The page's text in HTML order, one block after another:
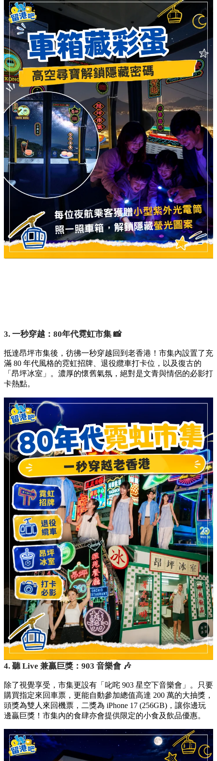
3. 一秒穿越：80年代霓虹市集 📸
抵達昂坪市集後，彷彿一秒穿越回到老香港！市集內設置了充
滿 80 年代風格的霓虹招牌、退役纜車打卡位，以及復古的
「昂坪冰室」。濃厚的懷舊氣氛，絕對是文青與情侶的必影打
卡熱點。
4. 聽 Live 兼贏巨獎：903 音樂會 🎶
除了視覺享受，市集更設有「叱咤 903 星空下音樂會」。只要
購買指定來回車票，更能自動參加總值高達 200 萬的大抽獎，
頭獎為雙人來回機票，二獎為 iPhone 17 (256GB)，讓你邊玩
邊贏巨獎！市集內的食肆亦會提供限定的小食及飲品優惠。